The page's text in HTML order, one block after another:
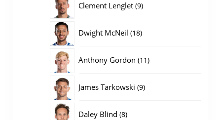
Clement Lenglet 99
Dwight McNeil 1818
Anthony Gordon 1111
James Tarkowski 99
Daley Blind 88